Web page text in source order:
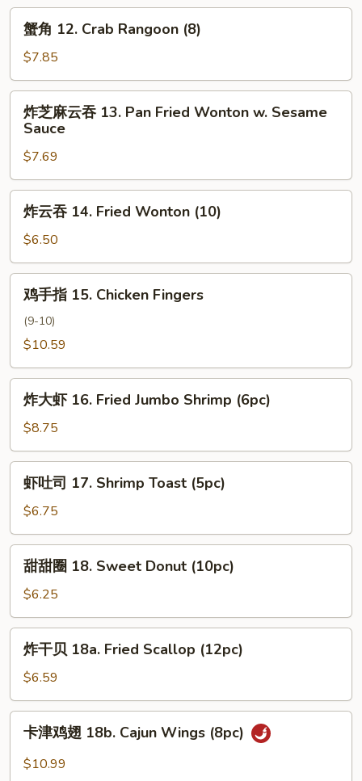
蟹
12.
Crab
Rangoon
(8)
蟹角 12. Crab Rangoon (8)
$7.85
炸
吞
13.
Pan
Fried
w.
Sesame
Sauce
炸芝麻云吞 13. Pan Fried Wonton w. Sesame
Sauce
$7.69
炸
14.
Fried
Wonton
(10)
炸云吞 14. Fried Wonton (10)
$6.50
鸡
15.
Fingers
鸡手指 15. Chicken Fingers
(9-10)
$10.59
炸
16.
Fried
Jumbo
Shrimp
(6pc)
炸大虾 16. Fried Jumbo Shrimp (6pc)
$8.75
虾
17.
Shrimp
Toast
(5pc)
虾吐司 17. Shrimp Toast (5pc)
$6.75
甜
18.
Sweet
Donut
(10pc)
甜甜圈 18. Sweet Donut (10pc)
$6.25
炸
18a.
Fried
Scallop
(12pc)
炸干贝 18a. Fried Scallop (12pc)
$6.59
卡
卡津鸡翅 18b. Cajun Wings (8pc)
$10.99